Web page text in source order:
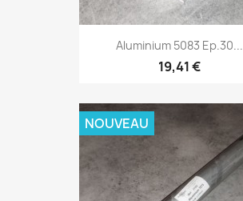
Aluminium 5083 Ep.30...
19,41 €
NOUVEAU